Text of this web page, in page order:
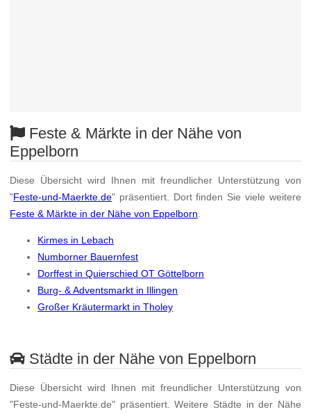
Feste & Märkte in der Nähe von
Eppelborn
Diese Übersicht wird Ihnen mit freundlicher Unterstützung von
"Feste-und-Maerkte.de" präsentiert. Dort finden Sie viele weitere
Feste & Märkte in der Nähe von Eppelborn
Kirmes in Lebach
Numborner Bauernfest
Dorffest in Quierschied OT Göttelborn
Burg- & Adventsmarkt in Illingen
Großer Kräutermarkt in Tholey
Städte in der Nähe von Eppelborn
Diese Übersicht wird Ihnen mit freundlicher Unterstützung von
"Feste-und-Maerkte.de" präsentiert. Weitere Städte in der Nähe